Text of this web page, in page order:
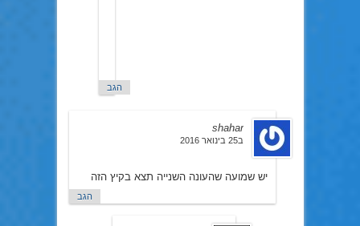
הגב
shahar
ב25 בינואר 2016
יש שמועה שהעונה השנייה תצא בקיץ הזה
הגב